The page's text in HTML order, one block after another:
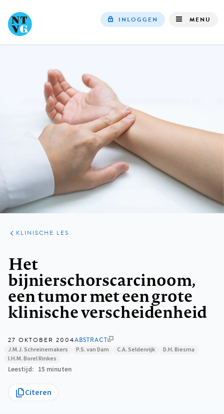
INLOGGEN MENU
ARTIKELEN
PRAKTIJK
KLINISCHE LES
Het
bijnierschorscarcinoom,
een tumor met een grote
klinische verscheidenheid
27 OKTOBER 2004ABSTRACT
J.M.J. Schreinemakers P.S. van Dam C.A. Seldenrijk
D.H. Biesma
I.H.M. Borel Rinkes
Leestijd 15 minuten
Citeren